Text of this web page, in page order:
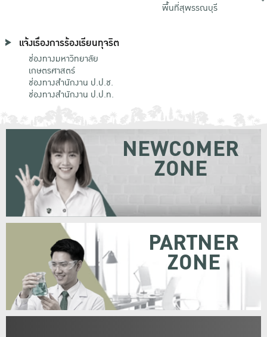
พื้นที่สุพรรณบุรี
แจ้งเรื่องการร้องเรียนทุจริต
ช่องทางมหาวิทยาลัย
เกษตรศาสตร์
ช่องทางสำนักงาน ป.ป.ช.
ช่องทางสำนักงาน ป.ป.ท.
NEWCOMER
ZONE
PARTNER
ZONE